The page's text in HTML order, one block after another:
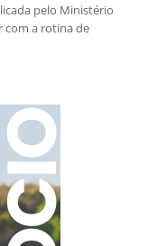
pelo Ministério
com a rotina de